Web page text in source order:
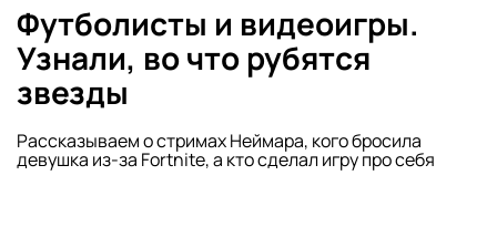
Футболисты и видеоигры.
Узнали, во что рубятся
звезды
Рассказываем о стримах Неймара, кого бросила
девушка из-за Fortnite, а кто сделал игру про себя